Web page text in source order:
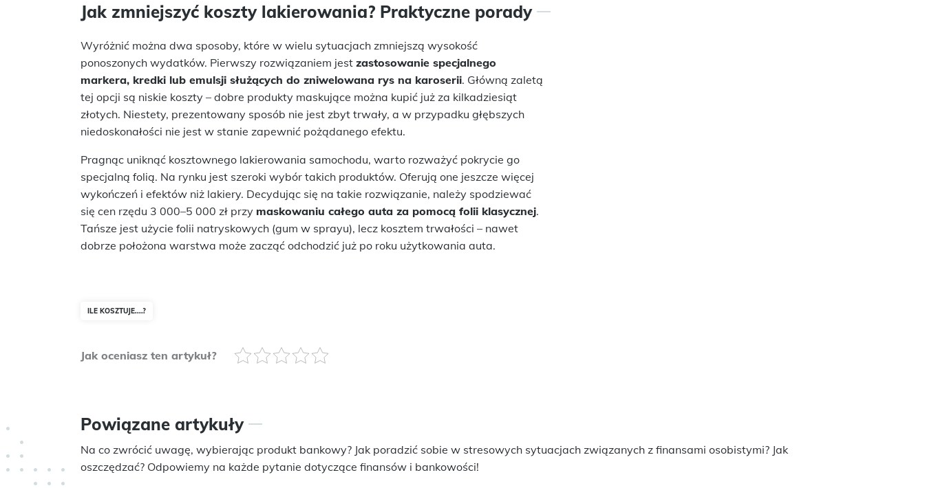
Jak zmniejszyć koszty lakierowania? Praktyczne porady
Wyróżnić można dwa sposoby, które w wielu sytuacjach zmniejszą wysokość
ponoszonych wydatków. Pierwszy rozwiązaniem jest zastosowanie specjalnego
markera, kredki lub emulsji służących do zniwelowana rys na karoserii. Główną zaletą
tej opcji są niskie koszty – dobre produkty maskujące można kupić już za kilkadziesiąt
złotych. Niestety, prezentowany sposób nie jest zbyt trwały, a w przypadku głębszych
niedoskonałości nie jest w stanie zapewnić pożądanego efektu.
Pragnąc uniknąć kosztownego lakierowania samochodu, warto rozważyć pokrycie go
specjalną folią. Na rynku jest szeroki wybór takich produktów. Oferują one jeszcze więcej
wykończeń i efektów niż lakiery. Decydując się na takie rozwiązanie, należy spodziewać
się cen rzędu 3 000–5 000 zł przy maskowaniu całego auta za pomocą folii klasycznej.
Tańsze jest użycie folii natryskowych (gum w sprayu), lecz kosztem trwałości – nawet
dobrze położona warstwa może zacząć odchodzić już po roku użytkowania auta.
ILE KOSZTUJE....?
Jak oceniasz ten artykuł?
Powiązane artykuły
Na co zwrócić uwagę, wybierając produkt bankowy? Jak poradzić sobie w stresowych sytuacjach związanych z finansami osobistymi? Jak
oszczędzać? Odpowiemy na każde pytanie dotyczące finansów i bankowości!